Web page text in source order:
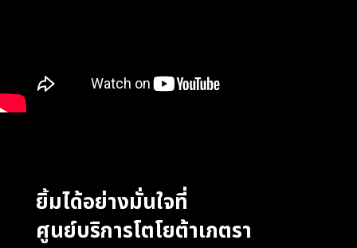
ยิ้มได้อย่างมั่นใจที่
ศูนย์บริการโตโยต้าเภตรา